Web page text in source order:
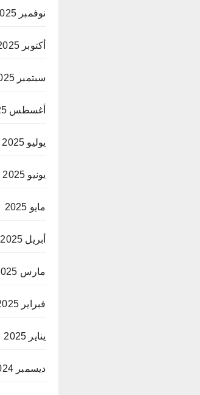
نوفمبر 2025
أكتوبر 2025
سبتمبر 2025
أغسطس 2025
يوليو 2025
يونيو 2025
مايو 2025
أبريل 2025
مارس 2025
فبراير 2025
يناير 2025
ديسمبر 2024